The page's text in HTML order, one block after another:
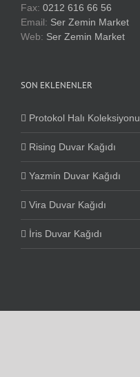
Fax: 0212 616 66 56
Email: Ser Zemin Market
Web: Ser Zemin Market
SON EKLENENLER
Protokol Halı Koleksiyonu
Rising Duvar Kağıdı
Yazmin Duvar Kağıdı
Vira Duvar Kağıdı
İris Duvar Kağıdı